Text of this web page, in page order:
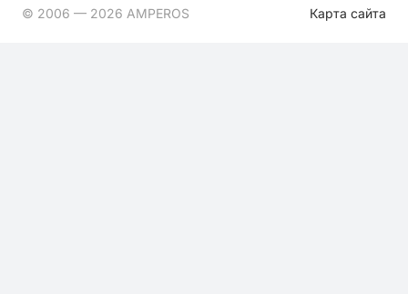
© 2006 — 2026 AMPEROS Карта сайта